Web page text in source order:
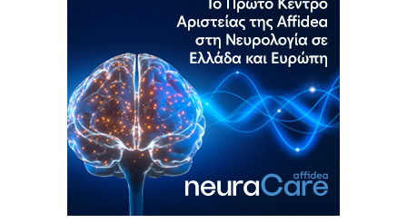
Ασφάλεια στο νερό: 8 χρήσιμες οδηγίες
από τον Ελληνικό Ερυθρό Σταυρό
Μαρίνα Ραυτοπούλου (ΙΑΤΡΙΚΟ ΚΕΝΤΡΟ):
Εκπαίδευση στον διαβήτη – Ένας πυλώνας
της σύγχρονης φροντίδας
6:56 πμ
Αθανάσιος Μανώλης (Metropolitan
Hospital): Καρδιοπαθείς και καλοκαίρι –
Διακοπές με ασφάλεια